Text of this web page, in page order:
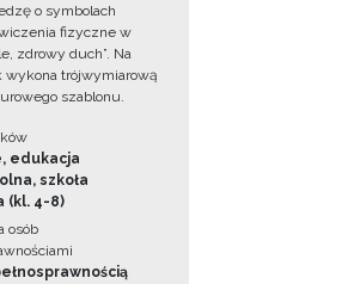
o symbolach
fizyczne w
zdrowy duch”. Na
trójwymiarową
szablonu.
edukacja
szkoła
(kl. 4-8)
osób